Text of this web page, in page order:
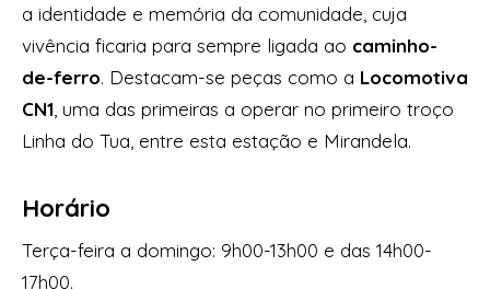
a identidade e memória da comunidade, cuja
vivência ficaria para sempre ligada ao caminho-
de-ferro. Destacam-se peças como a Locomotiva
CN1 , uma das primeiras a operar no primeiro troço
Linha do Tua, entre esta estação e Mirandela.
Horário
Terça-feira a domingo: 9h00-13h00 e das 14h00-
17h00.